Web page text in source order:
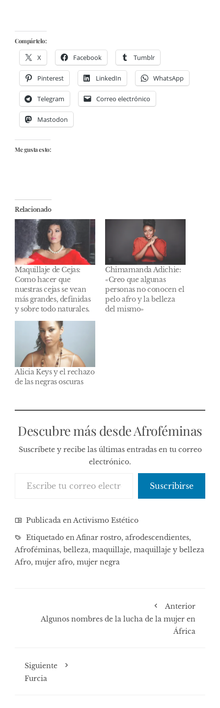
Compártelo:
X Facebook Tumblr
Pinterest LinkedIn WhatsApp
Telegram Correo electrónico
Mastodon
Me gusta esto:
Relacionado
Maquillaje de Cejas:
Como hacer que
nuestras cejas se vean
más grandes, definidas
y sobre todo naturales.
Chimamanda Adichie:
«Creo que algunas
personas no conocen el
pelo afro y la belleza
del mismo»
Alicia Keys y el rechazo
de las negras oscuras
Descubre más desde Afroféminas
Suscríbete y recibe las últimas entradas en tu correo
electrónico.
Suscribirse
Publicada enActivismo Estético
Etiquetado enAfinar rostro, afrodescendientes,
Afroféminas, belleza, maquillaje, maquillaje y belleza
Afro, mujer afro, mujer negra
Anterior
Algunos nombres de la lucha de la mujer en
África
Siguiente
Furcia